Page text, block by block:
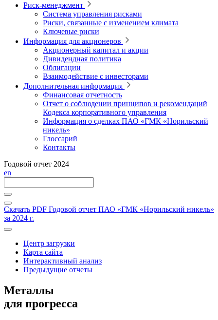
Риск-менеджмент
Система управления рисками
Риски, связанные с изменением климата
Ключевые риски
Информация для акционеров
Акционерный капитал и акции
Дивидендная политика
Облигации
Взаимодействие с инвесторами
Дополнительная информация
Финансовая отчетность
Отчет о соблюдении принципов и рекомендаций
Кодекса корпоративного управления
Информация о сделках ПАО «ГМК «Норильский
никель»
Глоссарий
Контакты
Годовой отчет 2024
en
Скачать PDF Годовой отчет ПАО «ГМК «Норильский никель»
за 2024 г.
Центр загрузки
Карта сайта
Интерактивный анализ
Предыдущие отчеты
Металлы
для прогресса